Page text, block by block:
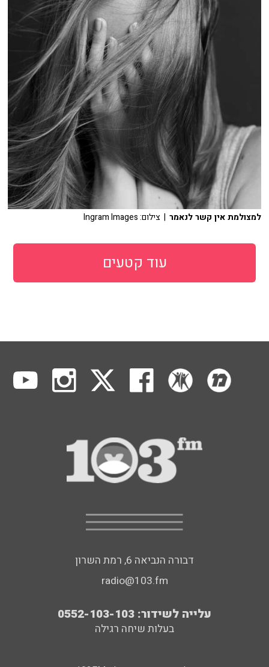
למצולמת אין קשר לנאמר | צילום: Ingram Images
עוד קטעים
דבורה הנביאה 6, רמת השרון
radio@103.fm
עלייה לשידור: 0552-103-103
בעלות שיחה רגילה